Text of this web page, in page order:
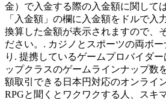
金）で入金する際の入金額に関して
「入金額」の欄に入金額をドルで入
換算した金額が表示されますので、
ださい。. カジノとスポーツの両ボ
り. 提携しているゲームプロバイダ
ップクラスのゲームラインナップ数
額取引できる日本円対応のオンライ
RPGと聞くとワクワクする人、スキ